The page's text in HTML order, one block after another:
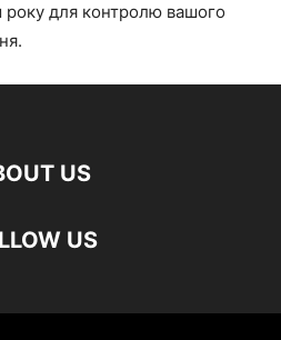
року для контролю вашого
US
US